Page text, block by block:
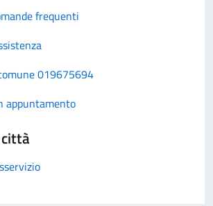
frequenti
019675694
appuntamento